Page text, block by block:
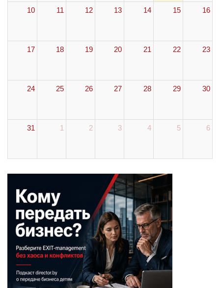
10 11 12 13 14 15 16
17 18 19 20 21 22 23
24 25 26 27 28 29 30
31 1 2 3 4 5 6